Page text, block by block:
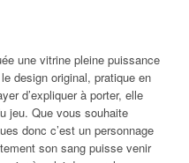
une vitrine pleine puissance
design original, pratique en
d’expliquer à porter, elle
jeu. Que vous souhaite
donc c’est un personnage
son sang puisse venir